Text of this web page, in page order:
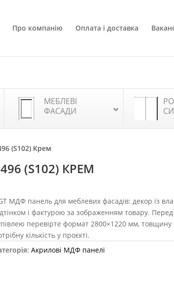
Про компанію Оплата і доставка
МЕБЛЕВІ
ФАСАДИ
(S102) Крем
(S102) КРЕМ
МДФ панель для меблевих фасадів: декор із
і фактурою за зображенням товару. Перед
перевірте формат 2800×1220 мм, товщину
кількість у проєкті.
Акрилові МДФ панелі